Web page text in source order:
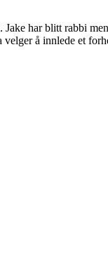
har blitt rabbi
å innlede et